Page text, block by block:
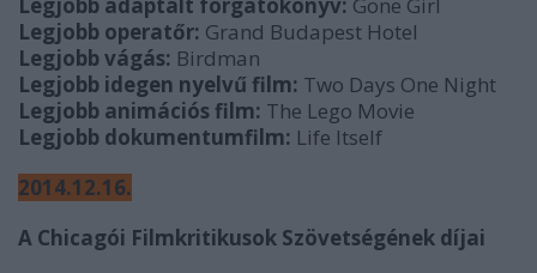
Legjobb adaptált forgatókönyv: Gone Girl
Legjobb operatőr: Grand Budapest Hotel
Legjobb vágás: Birdman
Legjobb idegen nyelvű film: Two Days One Night
Legjobb animációs film: The Lego Movie
Legjobb dokumentumfilm: Life Itself
2014.12.16.
A Chicagói Filmkritikusok Szövetségének díjai